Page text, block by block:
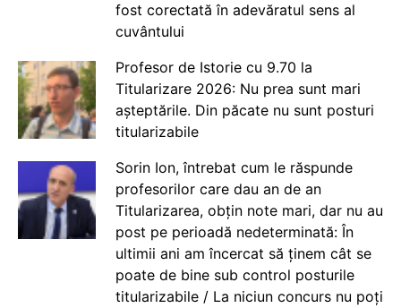
fost corectată în adevăratul sens al
cuvântului
Profesor de Istorie cu 9.70 la
Titularizare 2026: Nu prea sunt mari
așteptările. Din păcate nu sunt posturi
titularizabile
Sorin Ion, întrebat cum le răspunde
profesorilor care dau an de an
Titularizarea, obțin note mari, dar nu au
post pe perioadă nedeterminată: În
ultimii ani am încercat să ținem cât se
poate de bine sub control posturile
titularizabile / La niciun concurs nu poți